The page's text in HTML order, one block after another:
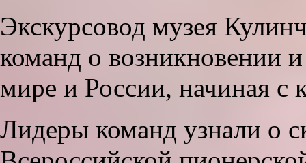
Экскурсовод музея
команд о возникновении
мире и России, начиная с
Лидеры команд узнали о